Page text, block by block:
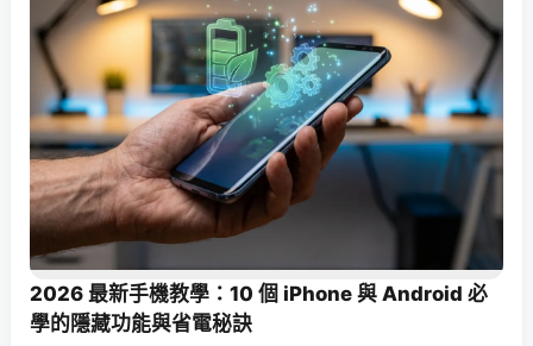
2026 最新手機教學：10 個 iPhone 與 Android 必
學的隱藏功能與省電秘訣